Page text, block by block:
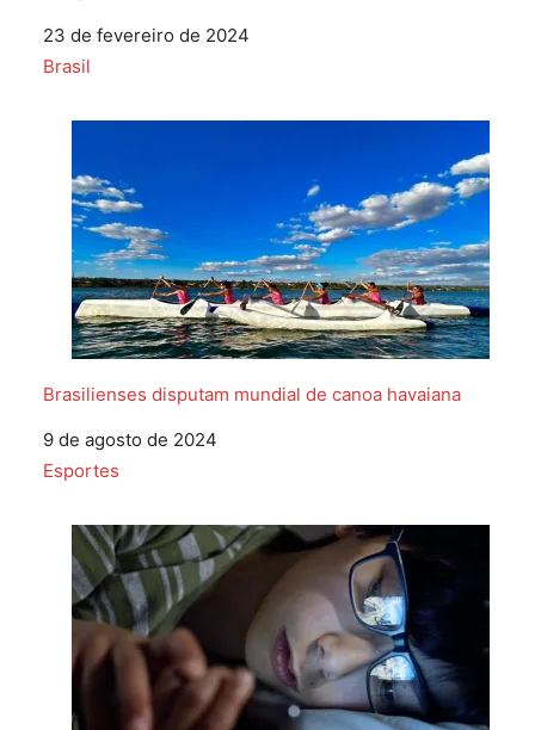
Data
23 de fevereiro de 2024
Em relação a
Brasil
Brasilienses disputam mundial de canoa havaiana
Data
9 de agosto de 2024
Em relação a
Esportes